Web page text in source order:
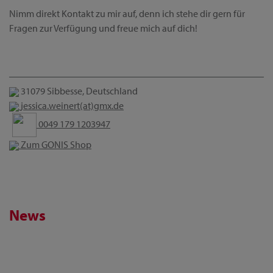
Nimm direkt Kontakt zu mir auf, denn ich stehe dir gern für
Fragen zur Verfügung und freue mich auf dich!
31079 Sibbesse, Deutschland
jessica.weinert(at)gmx.de
0049 179 1203947
Zum GONIS Shop
News